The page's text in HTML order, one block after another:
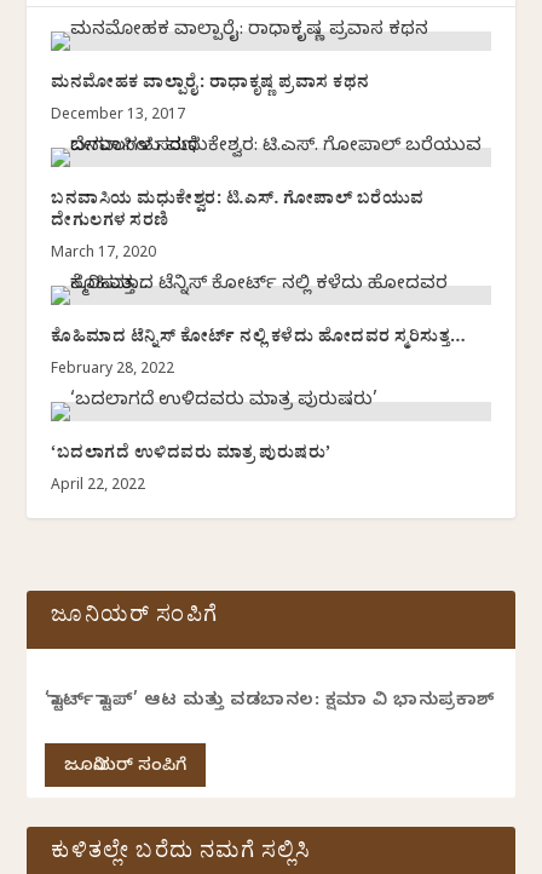
ಮನಮೋಹಕ ವಾಲ್ಪಾರೈ: ರಾಧಾಕೃಷ್ಣ ಪ್ರವಾಸ ಕಥನ
December 13, 2017
ಬನವಾಸಿಯ ಮಧುಕೇಶ್ವರ: ಟಿ.ಎಸ್. ಗೋಪಾಲ್ ಬರೆಯುವ
ದೇಗುಲಗಳ ಸರಣಿ
March 17, 2020
ಕೊಹಿಮಾದ ಟೆನ್ನಿಸ್ ಕೋರ್ಟ್ ನಲ್ಲಿ ಕಳೆದು ಹೋದವರ ಸ್ಮರಿಸುತ್ತ…
February 28, 2022
‘ಬದಲಾಗದೆ ಉಳಿದವರು ಮಾತ್ರ ಪುರುಷರು’
April 22, 2022
ಜೂನಿಯರ್ ಸಂಪಿಗೆ
‘ಸ್ಟಾರ್ಟ್ ಸ್ಟಾಪ್’ ಆಟ ಮತ್ತು ವಡಬಾನಲ: ಕ್ಷಮಾ ವಿ ಭಾನುಪ್ರಕಾಶ್
ಜೂನಿಯರ್ ಸಂಪಿಗೆ
ಕುಳಿತಲ್ಲೇ ಬರೆದು ನಮಗೆ ಸಲ್ಲಿಸಿ